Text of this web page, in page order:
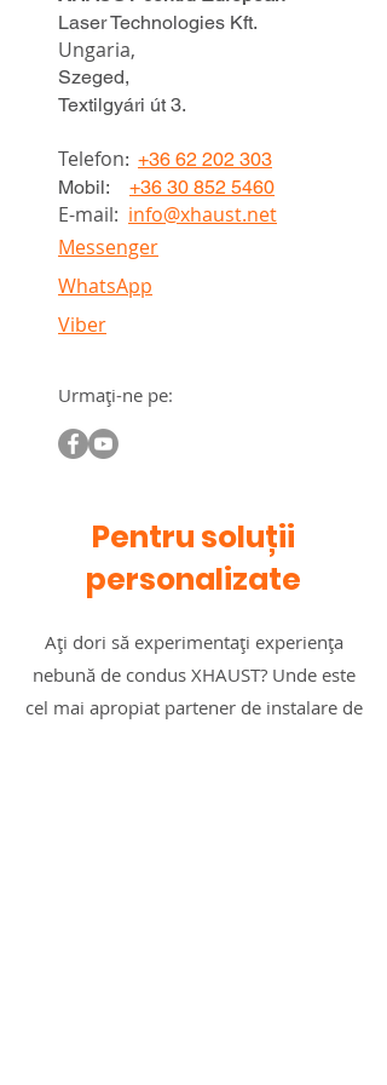
Laser Technologies Kft.
Ungaria,
Szeged,
Textilgyári út 3.
Telefon: +36 62 202 303
Mobil: +36 30 852 5460
E-mail: info@xhaust.net
Messenger
WhatsApp
Viber
Urmați-ne pe:
Pentru soluții
personalizate
Ați dori să experimentați experiența
nebună de condus XHAUST? Unde este
cel mai apropiat partener de instalare de